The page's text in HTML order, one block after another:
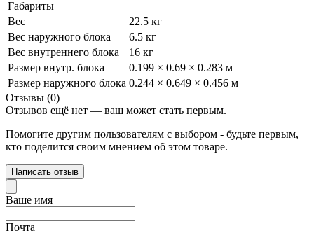
Габариты
Вес
22.5 кг
Вес наружного блока
6.5 кг
Вес внутреннего блока
16 кг
Размер внутр. блока
0.199 × 0.69 × 0.283 м
Размер наружного блока 0.244 × 0.649 × 0.456 м
Отзывы (0)
Отзывов ещё нет — ваш может стать первым.
Помогите другим пользователям с выбором - будьте первым,
кто поделится своим мнением об этом товаре.
Написать отзыв
Ваше имя
Почта